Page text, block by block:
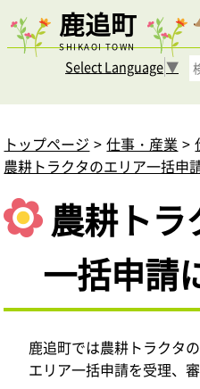
鹿追町
SHIKAOI TOWN
Select Language▼
トップページ 仕事・産業
農耕トラクタのエリア一括申
農耕トラ
一括申請
鹿追町では農耕トラクタ
エリア一括申請を受理、審